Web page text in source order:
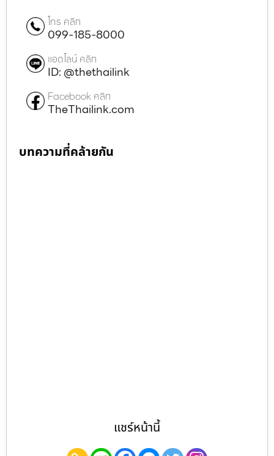
โทร คลิก
099-185-8000
แอดไลน์ คลิก
ID: @thethailink
Facebook คลิก
TheThailink.com
บทความที่คล้ายกัน
แชร์หน้านี้